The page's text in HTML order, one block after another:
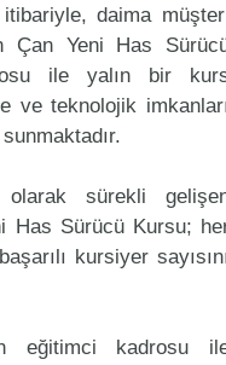
daima
Çan Yeni Has
ile yalın bir
ve teknolojik
sürekli
Has Sürücü Kursu;
kursiyer
eğitimci kadrosu